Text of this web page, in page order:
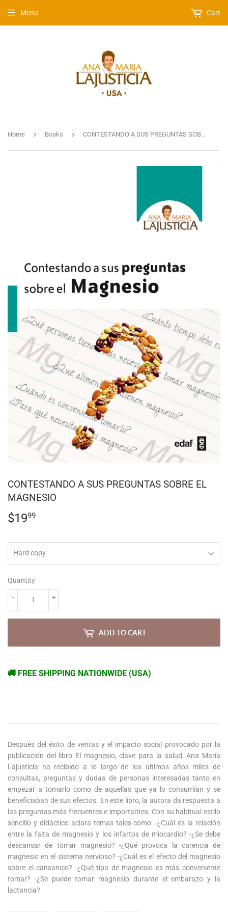
Menu Cart
Home › Books › CONTESTANDO A SUS PREGUNTAS SOBRE EL MAGNESIO
CONTESTANDO A SUS PREGUNTAS SOBRE EL
MAGNESIO
$1999
Quantity
+
-
ADD TO CART
🚚 FREE SHIPPING NATIONWIDE (USA)
Después del éxito de ventas y el impacto social provocado por la
publicación del libro El magnesio, clave para la salud, Ana María
Lajusticia ha recibido a lo largo de los últimos años miles de
consultas, preguntas y dudas de personas interesadas tanto en
empezar a tomarlo como de aquellas que ya lo consumían y se
beneficiaban de sus efectos. En este libro, la autora da respuesta a
las preguntas más frecuentes e importantes. Con su habitual estilo
sencillo y didáctico aclara temas tales como: -¿Cuál es la relación
entre la falta de magnesio y los infartos de miocardio? -¿Se debe
descansar de tomar magnesio? -¿Qué provoca la carencia de
magnesio en el sistema nervioso? -¿Cuál es el efecto del magnesio
sobre el cansancio? -¿Qué tipo de magnesio es más conveniente
tomar? -¿Se puede tomar magnesio durante el embarazo y la
lactancia?